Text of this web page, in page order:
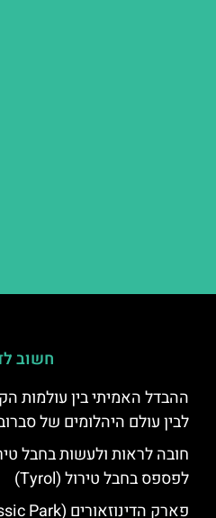
חשוב
ההבדל האמיתי בין עולמות
לבין עולם היהלומים של
חובה לראות ולעשות בחבל
לפספס בחבל טירול (Tyrol)